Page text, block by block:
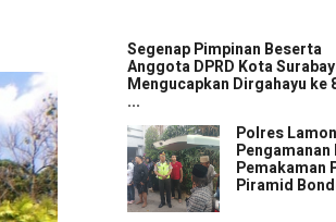
Segenap Pimpinan Beserta
Anggota DPRD Kota
Mengucapkan Dirgahayu ke
...
Polres
Pemakaman
Piramid